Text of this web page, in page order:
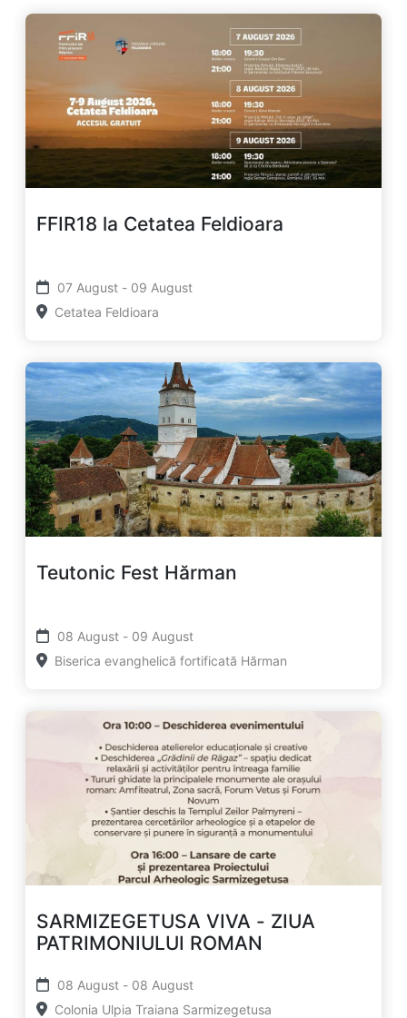
FFIR18 la Cetatea Feldioara
07 August - 09 August
Cetatea Feldioara
Teutonic Fest Hărman
08 August - 09 August
Biserica evanghelică fortificată Hărman
SARMIZEGETUSA VIVA - ZIUA
PATRIMONIULUI ROMAN
08 August - 08 August
Colonia Ulpia Traiana Sarmizegetusa